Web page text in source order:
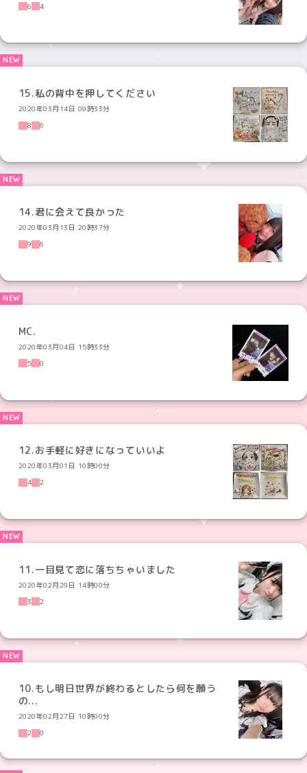
6
4
15.私の背中を押してください
2020年03月14日 09時33分
8
6
14.君に会えて良かった
2020年03月13日 20時37分
9
6
MC.
2020年03月04日 15時33分
5
0
12.お手軽に好きになっていいよ
2020年03月01日 10時00分
4
2
11.一目見て恋に落ちちゃいました
2020年02月29日 14時00分
3
2
10.もし明日世界が終わるとしたら何を願う
の...
2020年02月27日 10時00分
2
0